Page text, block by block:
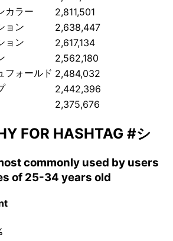
カラー
2,811,501
ョン
2,638,447
ョン
2,617,134
2,562,180
フォールド 2,484,032
2,442,396
2,375,676
FOR HASHTAG #シ
commonly used by users
of 25-34 years old